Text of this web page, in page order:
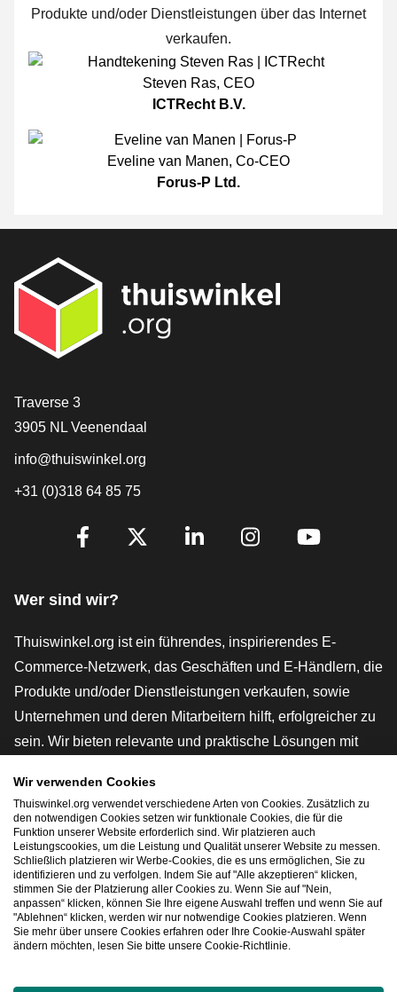
Produkte und/oder Dienstleistungen über das Internet
verkaufen.
Steven Ras, CEO
ICTRecht B.V.
Eveline van Manen, Co-CEO
Forus-P Ltd.
[_General:Contact]
Traverse 3
3905 NL Veenendaal
info@thuiswinkel.org
+31 (0)318 64 85 75
[_General:SocialMediaTitle]
Wer sind wir?
Thuiswinkel.org ist ein führendes, inspirierendes E-
Commerce-Netzwerk, das Geschäften und E-Händlern, die
Produkte und/oder Dienstleistungen verkaufen, sowie
Unternehmen und deren Mitarbeitern hilft, erfolgreicher zu
sein. Wir bieten relevante und praktische Lösungen mit
rechtlichen Instrumenten und Beratung,
Interessenvertretung, Marktforschung und verfügen über
eine eigene Bildungsplattform, die Thuiswinkel e-
Academy.
Schnelles Navigieren
Wir verwenden Cookies
Thuiswinkel.org verwendet verschiedene Arten von Cookies. Zusätzlich zu
den notwendigen Cookies setzen wir funktionale Cookies, die für die
Funktion unserer Website erforderlich sind. Wir platzieren auch
Leistungscookies, um die Leistung und Qualität unserer Website zu messen.
Schließlich platzieren wir Werbe-Cookies, die es uns ermöglichen, Sie zu
identifizieren und zu verfolgen. Indem Sie auf "Alle akzeptieren“ klicken,
stimmen Sie der Platzierung aller Cookies zu. Wenn Sie auf "Nein,
anpassen“ klicken, können Sie Ihre eigene Auswahl treffen und wenn Sie auf
"Ablehnen“ klicken, werden wir nur notwendige Cookies platzieren. Wenn
Sie mehr über unsere Cookies erfahren oder Ihre Cookie-Auswahl später
ändern möchten, lesen Sie bitte unsere Cookie-Richtlinie.